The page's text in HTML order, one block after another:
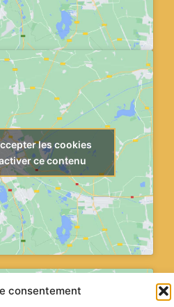
consentement
les cookies
ce contenu